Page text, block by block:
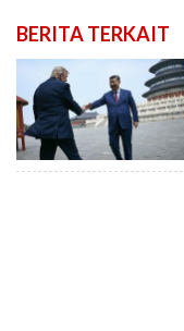
BERITA TERKAIT